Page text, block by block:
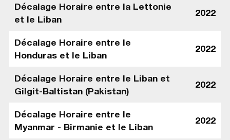
Décalage Horaire entre la Lettonie
et le Liban
2022
Décalage Horaire entre le
Honduras et le Liban
2022
Décalage Horaire entre le Liban et
Gilgit-Baltistan (Pakistan)
2022
Décalage Horaire entre le
Myanmar - Birmanie et le Liban
2022